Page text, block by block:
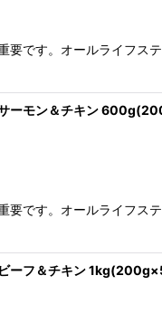
要です。オールライフ
ーモン＆チキン
要です。オールライフ
ーフ＆チキン